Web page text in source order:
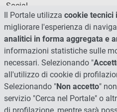
Social
Il Portale utilizza cookie tecnici
migliorare l'esperienza di
analitici in forma aggregata e
informazioni statistiche sulle
necessari. Selezionando "
all'utilizzo di cookie di
Selezionando "Non accetto"
servizio "Cerca nel Portale" o